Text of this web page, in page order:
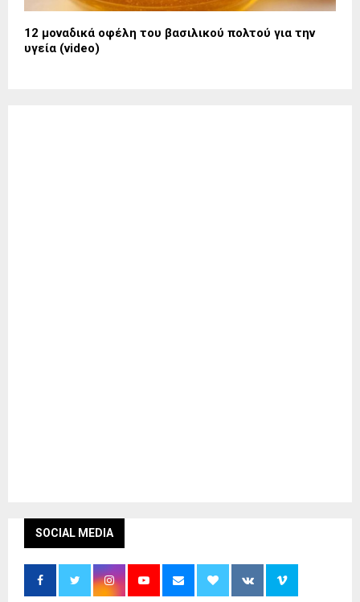
12 μοναδικά οφέλη του βασιλικού πολτού για την
υγεία (video)
SOCIAL MEDIA